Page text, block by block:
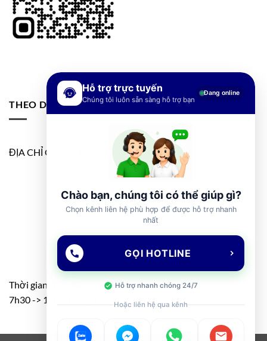
THEO DÕI FANPAGE
ĐỊA CHỈ GOOGLE MAP
Thời gian: T2 – T7
7h30 -> 11h30 – 13h00 -> 17h00
Hỗ trợ trực tuyến
Chúng tôi luôn sẵn sàng hỗ trợ bạn
Đang online
Chào bạn, chúng tôi có thể giúp gì?
Chọn kênh liên hệ phù hợp để được hỗ trợ nhanh
nhất
GỌI HOTLINE
Hỗ trợ nhanh chóng 24/7
Hoặc liên hệ qua kênh